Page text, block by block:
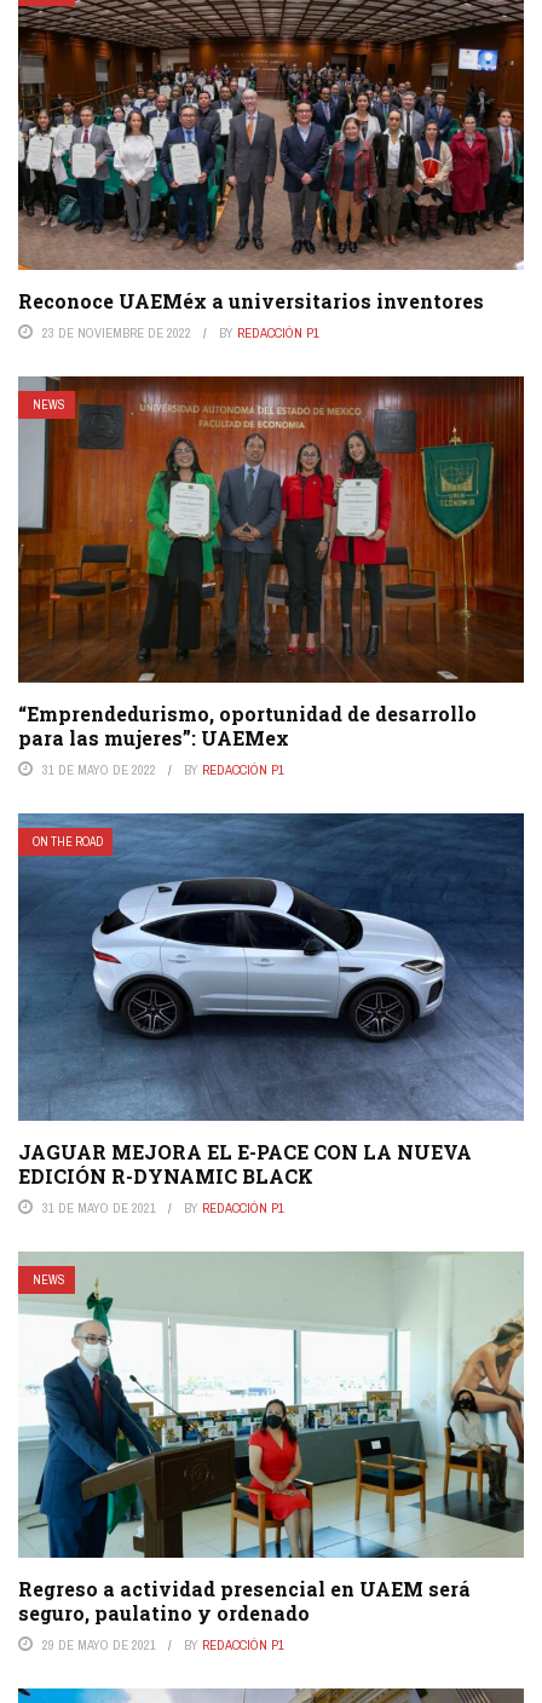
Reconoce UAEMéx a universitarios inventores
23 DE NOVIEMBRE DE 2022 BY REDACCIÓN P1
NEWS
“Emprendedurismo, oportunidad de desarrollo
para las mujeres”: UAEMex
31 DE MAYO DE 2022 BY REDACCIÓN P1
ON THE ROAD
JAGUAR MEJORA EL E-PACE CON LA NUEVA
EDICIÓN R-DYNAMIC BLACK
31 DE MAYO DE 2021 BY REDACCIÓN P1
NEWS
Regreso a actividad presencial en UAEM será
seguro, paulatino y ordenado
29 DE MAYO DE 2021 BY REDACCIÓN P1